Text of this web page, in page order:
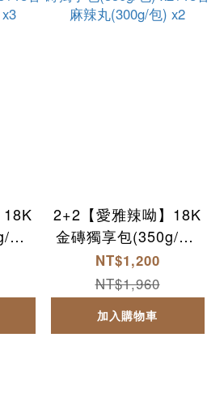
)
2+2【愛雅辣呦】18K
金磚獨享包(350g/包)
x2+18香麻辣丸(300g/
包) x2
NT$1,200
NT$1,960
加入購物車